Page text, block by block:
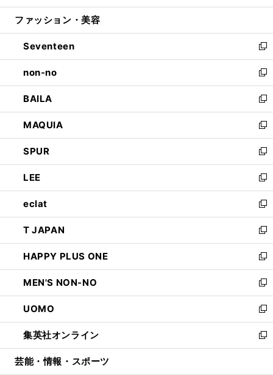
開
ウ
開
く
ン
ウ
で
開
く
ウ
ン
ド
ウ
で
開
く
ファッション・美容
Seventeen
新
し
い
ウ
ィ
ン
ド
ウ
で
開
く
non-no
新
し
い
ウ
ィ
ン
ド
ウ
で
開
く
BAILA
新
し
い
ウ
ィ
ン
ド
ウ
で
開
く
MAQUIA
新
し
い
ウ
ィ
ン
ド
ウ
で
開
く
SPUR
新
し
い
ウ
ィ
ン
ド
ウ
で
開
く
LEE
新
し
い
ウ
ィ
ン
ド
ウ
で
開
く
eclat
新
し
い
ウ
ィ
ン
ド
ウ
で
開
く
T JAPAN
新
し
い
ウ
ィ
ン
ド
ウ
で
開
HAPPY PLUS ONE
新
し
い
ウ
ィ
ン
ド
ウ
MEN'S NON-NO
新
し
い
ウ
ィ
ン
UOMO
新
し
い
ウ
集英社オンライン
新
し
芸能・情報・スポーツ